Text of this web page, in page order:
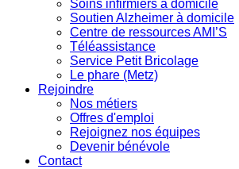
Soins infirmiers à domicile
Soutien Alzheimer à domicile
Centre de ressources AMI’S
Téléassistance
Service Petit Bricolage
Le phare (Metz)
Rejoindre
Nos métiers
Offres d'emploi
Rejoignez nos équipes
Devenir bénévole
Contact